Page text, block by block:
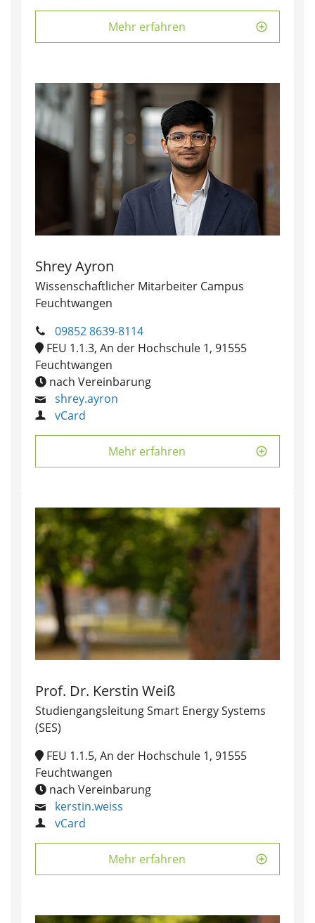
Mehr erfahren
Shrey Ayron
Wissenschaftlicher Mitarbeiter Campus
Feuchtwangen
09852 8639-8114
FEU 1.1.3, An der Hochschule 1, 91555
Feuchtwangen
nach Vereinbarung
shrey.ayron
vCard
Mehr erfahren
Prof. Dr. Kerstin Weiß
Studiengangsleitung Smart Energy Systems
(SES)
FEU 1.1.5, An der Hochschule 1, 91555
Feuchtwangen
nach Vereinbarung
kerstin.weiss
vCard
Mehr erfahren